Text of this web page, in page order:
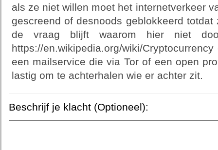
als ze niet willen moet het internetverkeer
gescreend of desnoods geblokkeerd
de vraag blijft waarom hier niet
https://en.wikipedia.org/wiki/
een mailservice die via Tor of een open
lastig om te achterhalen wie er achter zit.
Beschrijf je klacht (Optioneel):